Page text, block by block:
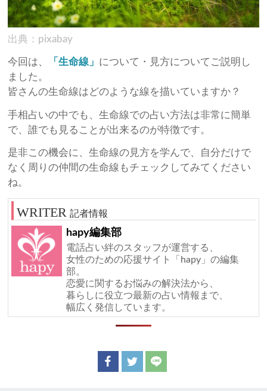
出典：pixabay
今回は、 「生命線」 について・見方についてご説明し
ました。
皆さんの生命線はどのような線を描いていますか？
手相占いの中でも、生命線での占い方法は非常に簡単
で、誰でも見ることが出来るのが特徴です。
是非この機会に、生命線の見方を学んで、自分だけで
なく周りの仲間の生命線もチェックしてみてください
ね。
記者情報
hapy編集部
電話占い絆のスタッフが運営する、
女性のための応援サイト「hapy」の編集
部。
恋愛に関するお悩みの解決法から、
暮らしに役立つ最新の占い情報まで、
幅広く発信しています。